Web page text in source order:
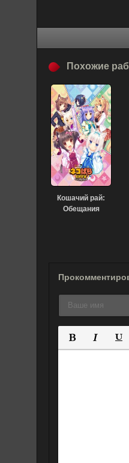
Похожие
Кошачий рай:
Обещания
Полужирный
Курсив